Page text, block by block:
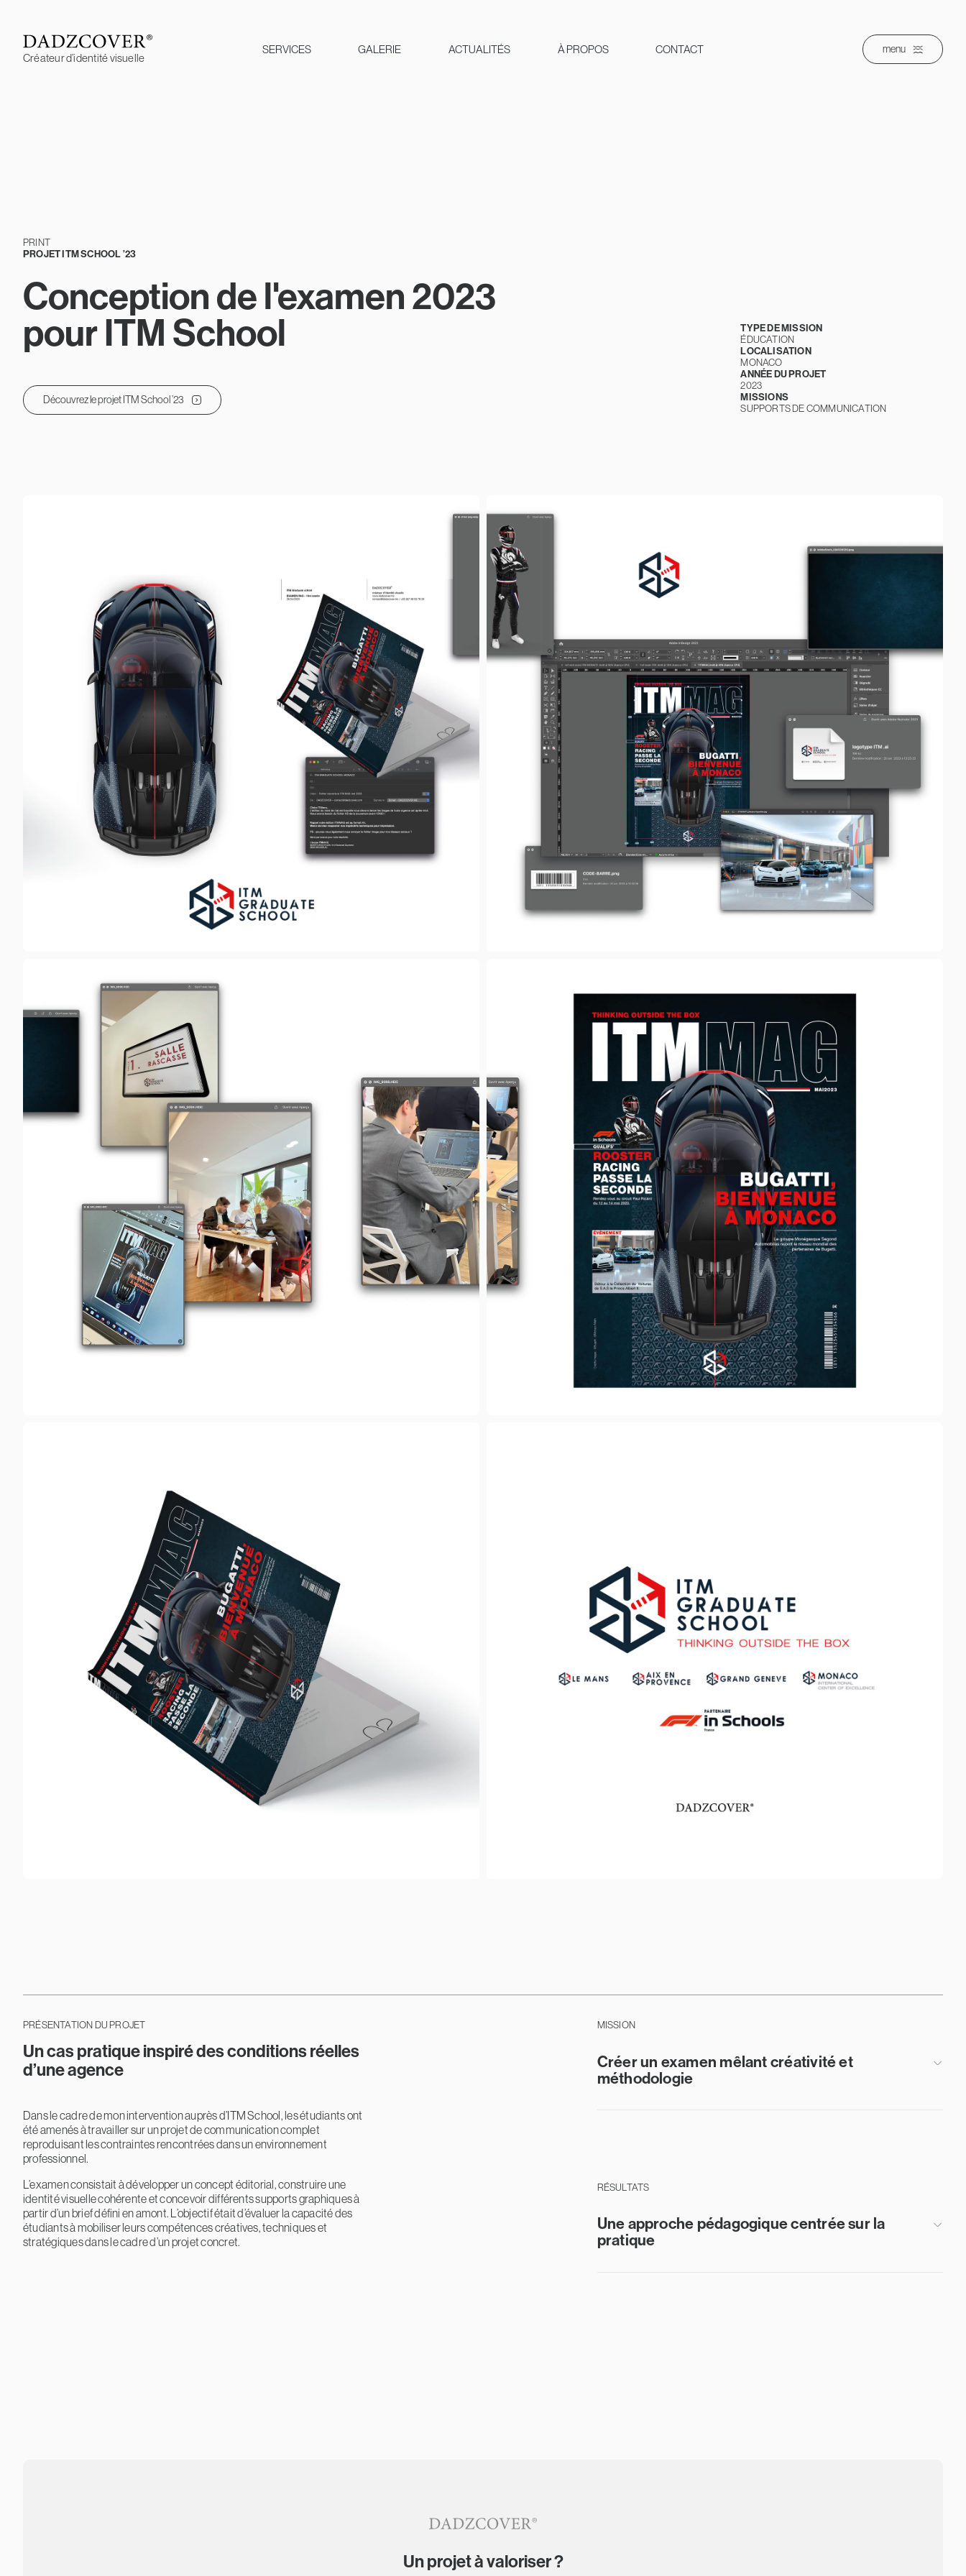
content
Créateur d’identité visuelle
SERVICES GALERIE ACTUALITÉS À PROPOS CONTACT menu
PRINT
PROJET ITM SCHOOL ’23
Conception de l'examen 2023
pour ITM School
Découvrez le projet ITM School ’23
TYPE DE MISSION
ÉDUCATION
LOCALISATION
MONACO
ANNÉE DU PROJET
2023
MISSIONS
SUPPORTS DE COMMUNICATION
PRÉSENTATION DU PROJET
Un cas pratique inspiré des conditions réelles
d’une agence
Dans le cadre de mon intervention auprès d’ITM School, les étudiants ont
été amenés à travailler sur un projet de communication complet
reproduisant les contraintes rencontrées dans un environnement
professionnel.
L’examen consistait à développer un concept éditorial, construire une
identité visuelle cohérente et concevoir différents supports graphiques à
partir d’un brief défini en amont. L’objectif était d’évaluer la capacité des
étudiants à mobiliser leurs compétences créatives, techniques et
stratégiques dans le cadre d’un projet concret.
MISSION
Créer un examen mêlant créativité et
méthodologie
RÉSULTATS
Une approche pédagogique centrée sur la
pratique
Un projet à valoriser ?